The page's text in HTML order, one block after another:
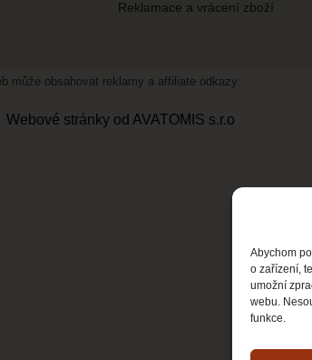
Abychom
o zařízení,
umožní
webu.
funkce.
Reklamace a vrácení zboží
může obsahovat reklamy a affiliate odkazy.
Webové stránky od AVATOMIS s.r.o